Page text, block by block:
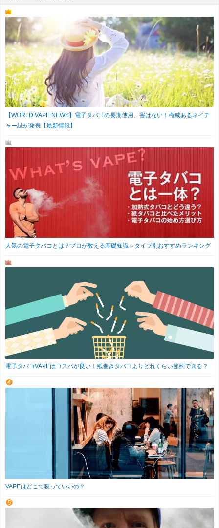
【WORLD VAPE NEWS】電子タバコの長期使用、害はない！権威あるネイチ
ャー誌が発表【最新情報】
人気の電子タバコとは？プロが教える基礎知識～タイプ別おすすめランキング
電子タバコVAPEはコスパが良い！紙巻きタバコよりどれくらい節約できる？
VAPEはどこで吸っていいの？